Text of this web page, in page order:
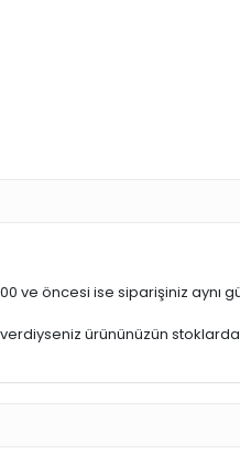
ve öncesi ise siparişiniz aynı
ürününüzün